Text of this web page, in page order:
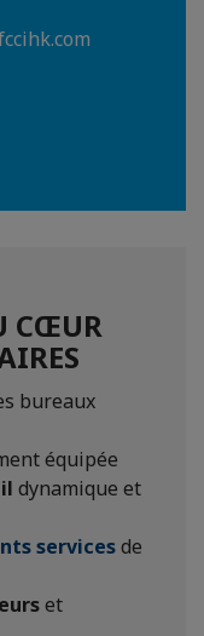
CŒUR
bureaux
équipée
dynamique et
servicesde
et